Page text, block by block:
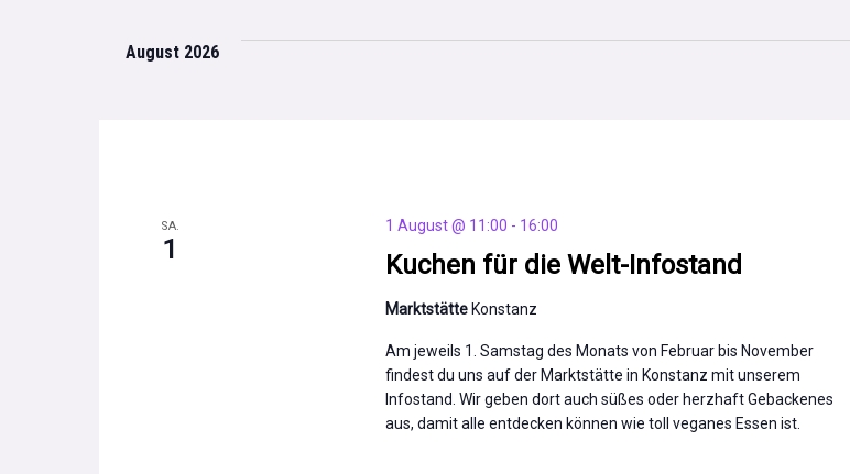
August 2026
SA.
1 Kuchen für die Welt-Infostand
1 August @ 11:00 - 16:00
Marktstätte Konstanz
Am jeweils 1. Samstag des Monats von Februar bis November
findest du uns auf der Marktstätte in Konstanz mit unserem
Infostand. Wir geben dort auch süßes oder herzhaft Gebackenes
aus, damit alle entdecken können wie toll veganes Essen ist.